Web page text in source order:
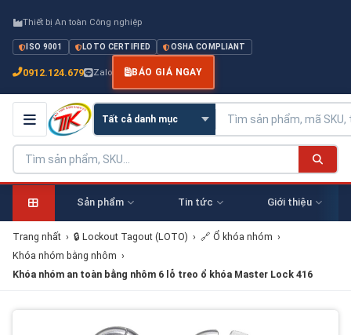
Thiết bị An toàn Công nghiệp
ISO 9001 LOTO CERTIFIED OSHA COMPLIANT
0912.124.679 Zalo BÁO GIÁ NGAY
Sản phẩm Tin tức Giới thiệu
Trang nhất › 🔒 Lockout Tagout (LOTO) › 🔗 Ổ khóa nhóm ›
Khóa nhóm bằng nhôm ›
Khóa nhóm an toàn bằng nhôm 6 lỗ treo ổ khóa Master Lock 416